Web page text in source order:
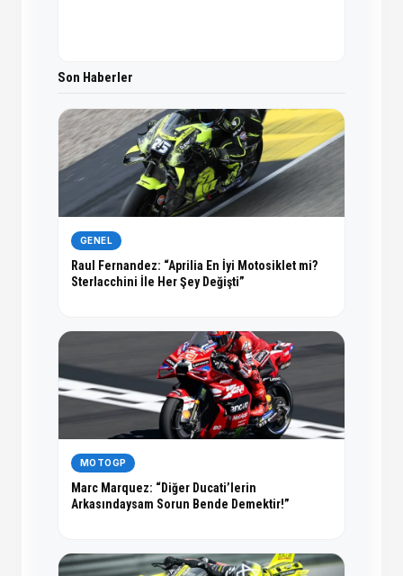
Son Haberler
GENEL
Raul Fernandez: “Aprilia En İyi Motosiklet mi?
Sterlacchini İle Her Şey Değişti”
MOTOGP
Marc Marquez: “Diğer Ducati’lerin
Arkasındaysam Sorun Bende Demektir!”